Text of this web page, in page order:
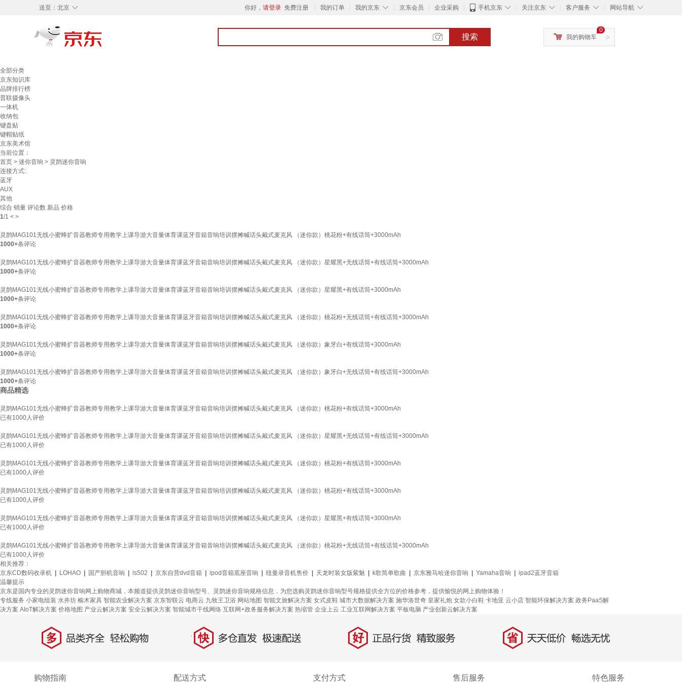
◇
送至： 北京 你好， 请登录 免费注册 我的订单 ◇
我的京东 京东会员 企业采购 ◇
手机京东 ◇
关注京东 ◇
客户服务 ◇
网站导航
搜索 >
0
我的购物车
全部分类
京东知识库
品牌排行榜
普联摄像头
一体机
收纳包
键盘贴
键帽贴纸
京东美术馆
当前位置：
首页 > 迷你音响 > 灵鹊迷你音响
连接方式:
蓝牙
AUX
其他
综合 销量 评论数 新品 价格
1/1 < >
灵鹊MAG101无线小蜜蜂扩音器教师专用教学上课导游大音量体育课蓝牙音箱音响培训摆摊喊话头戴式麦克风 （迷你款）桃花粉+有线话筒+3000mAh
1000+条评论
灵鹊MAG101无线小蜜蜂扩音器教师专用教学上课导游大音量体育课蓝牙音箱音响培训摆摊喊话头戴式麦克风 （迷你款）星耀黑+无线话筒+有线话筒+3000mAh
1000+条评论
灵鹊MAG101无线小蜜蜂扩音器教师专用教学上课导游大音量体育课蓝牙音箱音响培训摆摊喊话头戴式麦克风 （迷你款）星耀黑+有线话筒+3000mAh
1000+条评论
灵鹊MAG101无线小蜜蜂扩音器教师专用教学上课导游大音量体育课蓝牙音箱音响培训摆摊喊话头戴式麦克风 （迷你款）桃花粉+无线话筒+有线话筒+3000mAh
1000+条评论
灵鹊MAG101无线小蜜蜂扩音器教师专用教学上课导游大音量体育课蓝牙音箱音响培训摆摊喊话头戴式麦克风 （迷你款）象牙白+有线话筒+3000mAh
1000+条评论
灵鹊MAG101无线小蜜蜂扩音器教师专用教学上课导游大音量体育课蓝牙音箱音响培训摆摊喊话头戴式麦克风 （迷你款）象牙白+无线话筒+有线话筒+3000mAh
1000+条评论
商品精选
灵鹊MAG101无线小蜜蜂扩音器教师专用教学上课导游大音量体育课蓝牙音箱音响培训摆摊喊话头戴式麦克风 （迷你款）桃花粉+有线话筒+3000mAh
已有1000人评价
灵鹊MAG101无线小蜜蜂扩音器教师专用教学上课导游大音量体育课蓝牙音箱音响培训摆摊喊话头戴式麦克风 （迷你款）星耀黑+无线话筒+有线话筒+3000mAh
已有1000人评价
灵鹊MAG101无线小蜜蜂扩音器教师专用教学上课导游大音量体育课蓝牙音箱音响培训摆摊喊话头戴式麦克风 （迷你款）桃花粉+有线话筒+3000mAh
已有1000人评价
灵鹊MAG101无线小蜜蜂扩音器教师专用教学上课导游大音量体育课蓝牙音箱音响培训摆摊喊话头戴式麦克风 （迷你款）桃花粉+有线话筒+3000mAh
已有1000人评价
灵鹊MAG101无线小蜜蜂扩音器教师专用教学上课导游大音量体育课蓝牙音箱音响培训摆摊喊话头戴式麦克风 （迷你款）星耀黑+有线话筒+3000mAh
已有1000人评价
灵鹊MAG101无线小蜜蜂扩音器教师专用教学上课导游大音量体育课蓝牙音箱音响培训摆摊喊话头戴式麦克风 （迷你款）桃花粉+无线话筒+有线话筒+3000mAh
已有1000人评价
相关推荐：
京东CD数码收录机
LOHAO 国产胆机音响 ls502 京东自营dvd音箱 ipod音箱底座音响 纽曼录音机售价 天龙时装女版紫魅 k歌简单歌曲 京东雅马哈迷你音响 Yamaha音响
ipad2蓝牙音箱
温馨提示
京东是国内专业的灵鹊迷你音响网上购物商城，本频道提供灵鹊迷你音响型号、灵鹊迷你音响规格信息，为您选购灵鹊迷你音响型号规格提供全方位的价格参考，提供愉悦的网上购物体验！
专线服务 小家电组装 水井坊 榆木家具 智能农业解决方案 京东智联云 电商云 九牧王卫浴 网站地图 智能文旅解决方案 女式皮鞋 城市大数据解决方案 施华洛世奇 皇家礼炮 女款小白鞋 卡地亚 云小店 智能环保解决方案 政务PaaS解
决方案 AIoT解决方案 价格地图 产业云解决方案 安全云解决方案 智能城市干线网络 互联网+政务服务解决方案 热缩管 企业上云 工业互联网解决方案 平板电脑 产业创新云解决方案
多 品类齐全，轻松购物 快 多仓直发，极速配送 好 正品行货，精致服务 省 天天低价，畅选无忧
购物指南 配送方式 支付方式 售后服务 特色服务